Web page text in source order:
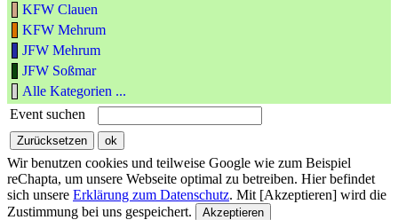
KFW Clauen
KFW Mehrum
JFW Mehrum
JFW Soßmar
Alle Kategorien ...
Event suchen
Wir benutzen cookies und teilweise Google wie zum Beispiel
reChapta, um unsere Webseite optimal zu betreiben. Hier befindet
sich unsere Erklärung zum Datenschutz. Mit [Akzeptieren] wird die
Zustimmung bei uns gespeichert.
Akzeptieren